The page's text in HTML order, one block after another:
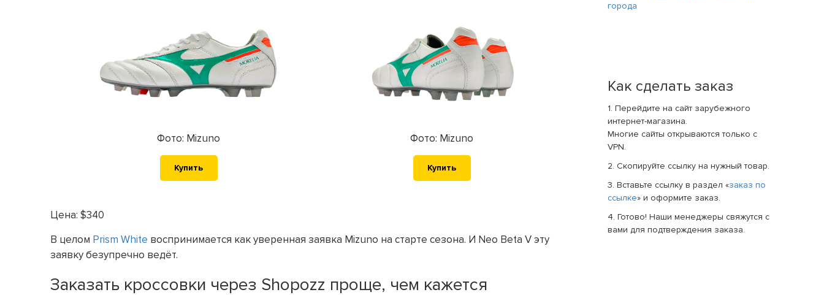
Фото: Mizuno
Купить
Фото: Mizuno
Купить
Цена: $340
В целом Prism White воспринимается как уверенная заявка Mizuno на старте сезона. И Neo Beta V эту
заявку безупречно ведёт.
Заказать кроссовки через Shopozz проще, чем кажется
города
Как сделать заказ
1. Перейдите на сайт зарубежного
интернет-магазина.
Многие сайты открываются только с
VPN.
2. Скопируйте ссылку на нужный товар.
3. Вставьте ссылку в раздел «заказ по
ссылке» и оформите заказ.
4. Готово! Наши менеджеры свяжутся с
вами для подтверждения заказа.